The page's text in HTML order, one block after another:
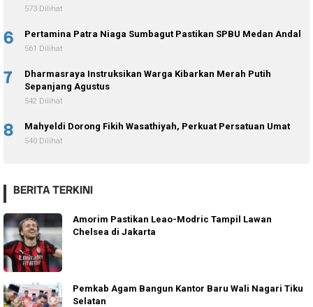
573 Dilihat
6 Pertamina Patra Niaga Sumbagut Pastikan SPBU Medan Andal
561 Dilihat
7
Dharmasraya Instruksikan Warga Kibarkan Merah Putih
Sepanjang Agustus
542 Dilihat
8 Mahyeldi Dorong Fikih Wasathiyah, Perkuat Persatuan Umat
540 Dilihat
BERITA TERKINI
Amorim Pastikan Leao-Modric Tampil Lawan
Chelsea di Jakarta
Pemkab Agam Bangun Kantor Baru Wali Nagari Tiku
Selatan